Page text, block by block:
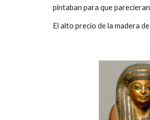
pintaban para que
El alto precio de la madera